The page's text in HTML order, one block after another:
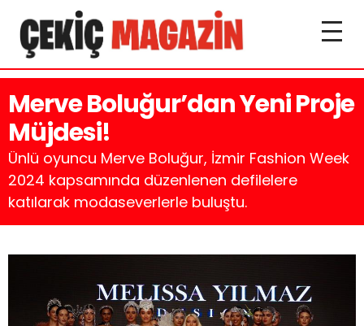
Merve Boluğur’dan Yeni Proje
Müjdesi!
Ünlü oyuncu Merve Boluğur, İzmir Fashion Week
2024 kapsamında düzenlenen defilelere
katılarak modaseverlerle buluştu.